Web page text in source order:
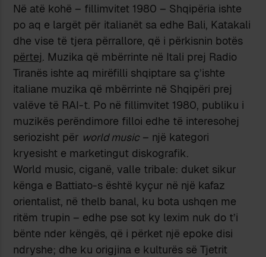
Në atë kohë – fillimvitet 1980 – Shqipëria ishte
po aq e largët për italianët sa edhe Bali, Katakali
dhe vise të tjera përrallore, që i përkisnin botës
përtej. Muzika që mbërrinte në Itali prej Radio
Tiranës ishte aq mirëfilli shqiptare sa ç’ishte
italiane muzika që mbërrinte në Shqipëri prej
valëve të RAI-t. Po në fillimvitet 1980, publiku i
muzikës perëndimore filloi edhe të interesohej
seriozisht për world music– një kategori
kryesisht e marketingut diskografik.
World music, ciganë, valle tribale: duket sikur
kënga e Battiato-s është kyçur në një kafaz
orientalist, në thelb banal, ku bota ushqen me
ritëm trupin – edhe pse sot ky lexim nuk do t’i
bënte nder këngës, që i përket një epoke disi
ndryshe; dhe ku origjina e kulturës së Tjetrit